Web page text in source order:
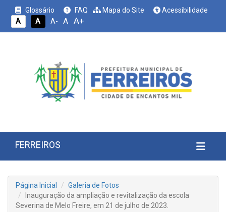
Glossário FAQ Mapa do Site
Acessibilidade
A
A A- A A+
FERREIROS
Página Inicial
Galeria de Fotos
Inauguração da ampliação e revitalização da escola
Severina de Melo Freire, em 21 de julho de 2023.